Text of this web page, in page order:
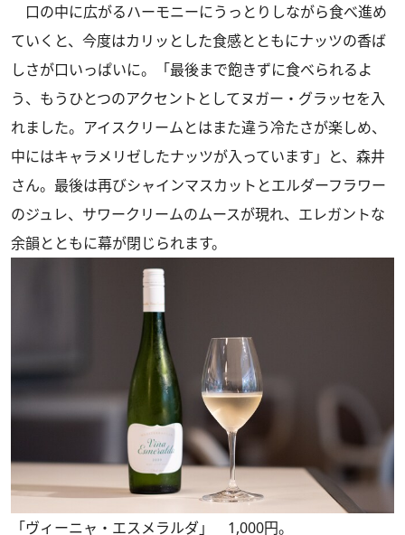
口の中に広がるハーモニーにうっとりしながら食べ進め
ていくと、今度はカリッとした食感とともにナッツの香ば
しさが口いっぱいに。「最後まで飽きずに食べられるよ
う、もうひとつのアクセントとしてヌガー・グラッセを入
れました。アイスクリームとはまた違う冷たさが楽しめ、
中にはキャラメリゼしたナッツが入っています」と、森井
さん。最後は再びシャインマスカットとエルダーフラワー
のジュレ、サワークリームのムースが現れ、エレガントな
余韻とともに幕が閉じられます。
「ヴィーニャ・エスメラルダ」 1,000円。